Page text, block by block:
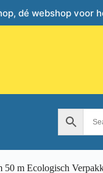
dé webshop voor
50 m Ecologisch